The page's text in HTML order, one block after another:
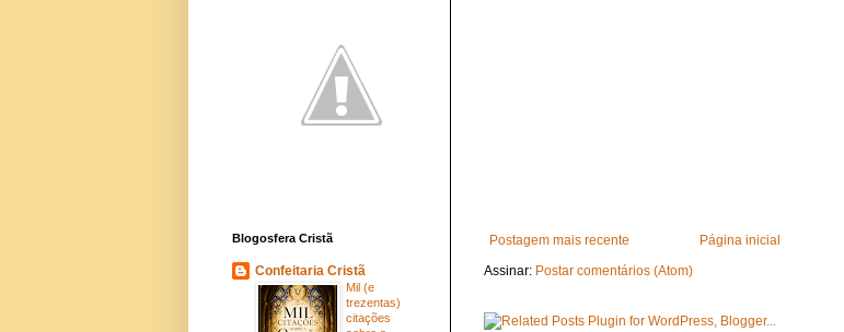
Postagem mais recente
Página inicial
Assinar: Postar comentários (Atom)
Blogosfera Cristã
Confeitaria Cristã
Mil (e
trezentas)
citações